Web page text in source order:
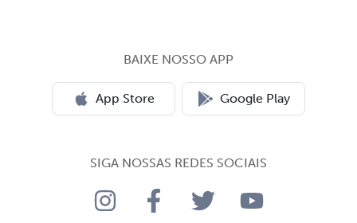
BAIXE NOSSO APP
App Store Google Play
SIGA NOSSAS REDES SOCIAIS